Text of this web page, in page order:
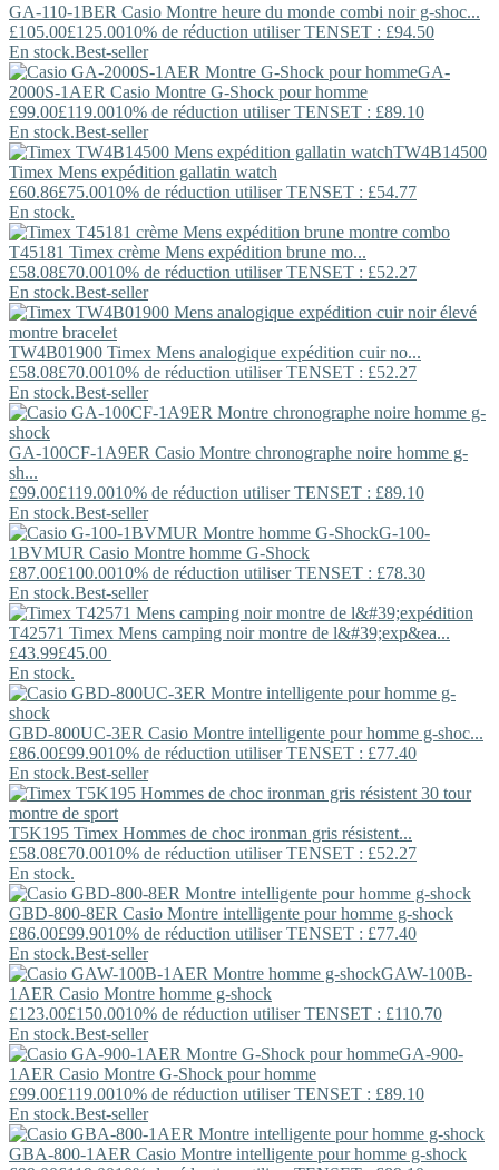
GA-110-1BER Casio Montre heure du monde combi noir g-shoc...
£105.00£125.0010% de réduction utiliser TENSET : £94.50
En stock.Best-seller
GA-
2000S-1AER Casio Montre G-Shock pour homme
£99.00£119.0010% de réduction utiliser TENSET : £89.10
En stock.Best-seller
TW4B14500
Timex Mens expédition gallatin watch
£60.86£75.0010% de réduction utiliser TENSET : £54.77
En stock.
T45181 Timex crème Mens expédition brune mo...
£58.08£70.0010% de réduction utiliser TENSET : £52.27
En stock.Best-seller
TW4B01900 Timex Mens analogique expédition cuir no...
£58.08£70.0010% de réduction utiliser TENSET : £52.27
En stock.Best-seller
GA-100CF-1A9ER Casio Montre chronographe noire homme g-
sh...
£99.00£119.0010% de réduction utiliser TENSET : £89.10
En stock.Best-seller
G-100-
1BVMUR Casio Montre homme G-Shock
£87.00£100.0010% de réduction utiliser TENSET : £78.30
En stock.Best-seller
T42571 Timex Mens camping noir montre de l&#39;exp&ea...
£43.99£45.00
En stock.
GBD-800UC-3ER Casio Montre intelligente pour homme g-shoc...
£86.00£99.9010% de réduction utiliser TENSET : £77.40
En stock.Best-seller
T5K195 Timex Hommes de choc ironman gris résistent...
£58.08£70.0010% de réduction utiliser TENSET : £52.27
En stock.
GBD-800-8ER Casio Montre intelligente pour homme g-shock
£86.00£99.9010% de réduction utiliser TENSET : £77.40
En stock.Best-seller
GAW-100B-
1AER Casio Montre homme g-shock
£123.00£150.0010% de réduction utiliser TENSET : £110.70
En stock.Best-seller
GA-900-
1AER Casio Montre G-Shock pour homme
£99.00£119.0010% de réduction utiliser TENSET : £89.10
En stock.Best-seller
GBA-800-1AER Casio Montre intelligente pour homme g-shock